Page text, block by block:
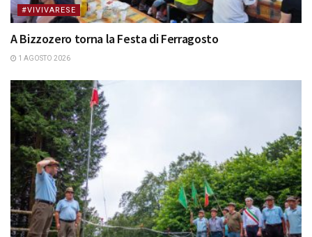
#VIVIVARESE
A Bizzozero torna la Festa di Ferragosto
1 AGOSTO 2026